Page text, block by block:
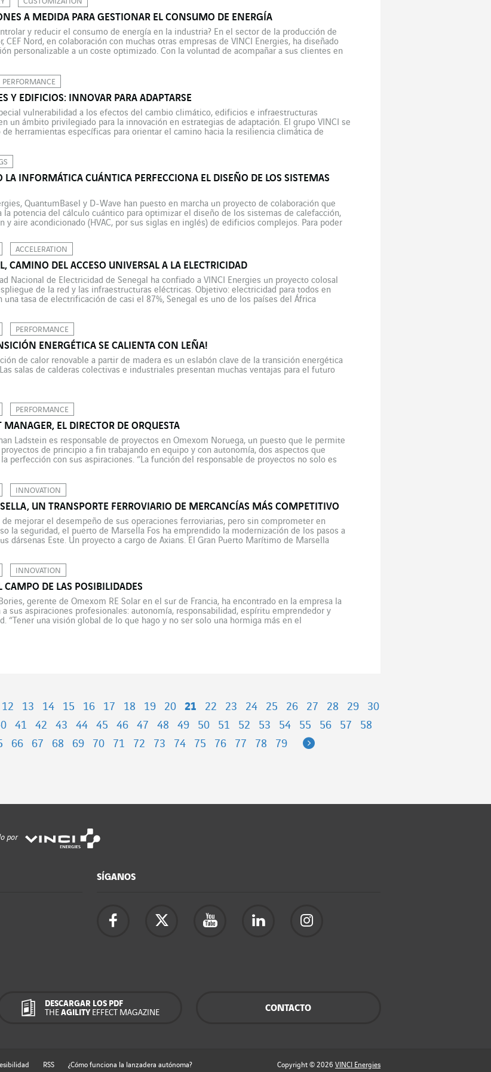
A MEDIDA PARA GESTIONAR EL CONSUMO DE ENERGÍA
y reducir el consumo de energía en la industria? En el sector de la producción de
CEF Nord, en colaboración con muchas otras empresas de VINCI Energies, ha diseñado
personalizable a un coste optimizado. Con la voluntad de acompañar a sus clientes en
PERFORMANCE
Y EDIFICIOS: INNOVAR PARA ADAPTARSE
vulnerabilidad a los efectos del cambio climático, edificios e infraestructuras
un ámbito privilegiado para la innovación en estrategias de adaptación. El grupo VINCI se
de herramientas específicas para orientar el camino hacia la resiliencia climática de
LA INFORMÁTICA CUÁNTICA PERFECCIONA EL DISEÑO DE LOS SISTEMAS
QuantumBasel y D-Wave han puesto en marcha un proyecto de colaboración que
la potencia del cálculo cuántico para optimizar el diseño de los sistemas de calefacción,
y aire acondicionado (HVAC, por sus siglas en inglés) de edificios complejos. Para poder
ACCELERATION
CAMINO DEL ACCESO UNIVERSAL A LA ELECTRICIDAD
Nacional de Electricidad de Senegal ha confiado a VINCI Energies un proyecto colosal
de la red y las infraestructuras eléctricas. Objetivo: electricidad para todos en
una tasa de electrificación de casi el 87%, Senegal es uno de los países del África
PERFORMANCE
ENERGÉTICA SE CALIENTA CON LEÑA!
de calor renovable a partir de madera es un eslabón clave de la transición energética
salas de calderas colectivas e industriales presentan muchas ventajas para el futuro
PERFORMANCE
MANAGER, EL DIRECTOR DE ORQUESTA
Ladstein es responsable de proyectos en Omexom Noruega, un puesto que le permite
de principio a fin trabajando en equipo y con autonomía, dos aspectos que
perfección con sus aspiraciones. “La función del responsable de proyectos no solo es
INNOVATION
UN TRANSPORTE FERROVIARIO DE MERCANCÍAS MÁS COMPETITIVO
mejorar el desempeño de sus operaciones ferroviarias, pero sin comprometer en
la seguridad, el puerto de Marsella Fos ha emprendido la modernización de los pasos a
dársenas Este. Un proyecto a cargo de Axians. El Gran Puerto Marítimo de Marsella
INNOVATION
CAMPO DE LAS POSIBILIDADES
gerente de Omexom RE Solar en el sur de Francia, ha encontrado en la empresa la
a sus aspiraciones profesionales: autonomía, responsabilidad, espíritu emprendedor y
“Tener una visión global de lo que hago y no ser solo una hormiga más en el
12 13 14 15 16 17 18 19 20 21 22 23 24 25 26 27 28 29
30
41 42 43 44 45 46 47 48 49 50 51 52 53 54 55 56 57
58
66 67 68 69 70 71 72 73 74 75 76 77 78 79 Next
por
SÍGANOS
DESCARGAR LOS PDF
THEAGILITY EFFECT MAGAZINE CONTACTO
RSS ¿Cómo funciona la lanzadera autónoma? Copyright © 2026 VINCI Energies